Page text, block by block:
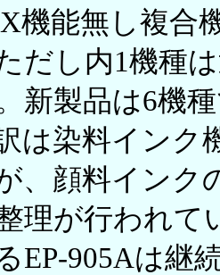
機能無し複合
だし内1機種
新製品は6機
は染料インク
、顔料インク
理が行われて
EP-905Aは継